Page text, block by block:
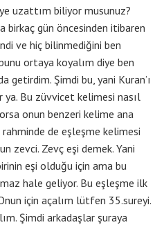
uzattım biliyor musunuz?
birkaç gün öncesinden itibaren
ve hiç bilinmediğini ben
ortaya koyalım diye ben
getirdim. Şimdi bu, yani Kuran’ı
ya. Bu züvvicet kelimesi nasıl
onun benzeri kelime ana
rahminde de eşleşme kelimesi
zevci. Zevç eşi demek. Yani
eşi olduğu için ama bu
hale geliyor. Bu eşleşme ilk
için açalım lütfen 35.sureyi.
Şimdi arkadaşlar şuraya